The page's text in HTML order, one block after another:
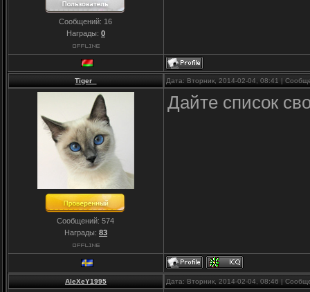
Сообщений: 16
Награды: 0
Tiger_ Дата: Вторник, 2014-02-04, 08:41 |
Сообщений:574
Награды: 83
Дайте список
AleXeY1995 Дата: Вторник, 2014-02-04, 08:46 |